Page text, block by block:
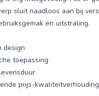
sluit naadloos aan bij
en uitstraling.
design
toepassing
prijs-kwaliteitverhouding